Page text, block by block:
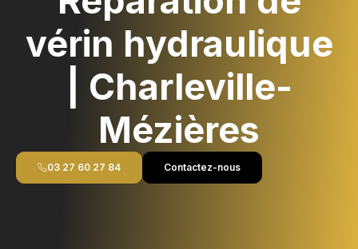
vérin hydraulique
| Charleville-
Mézières
03 27 60 27 84 Contactez-nous